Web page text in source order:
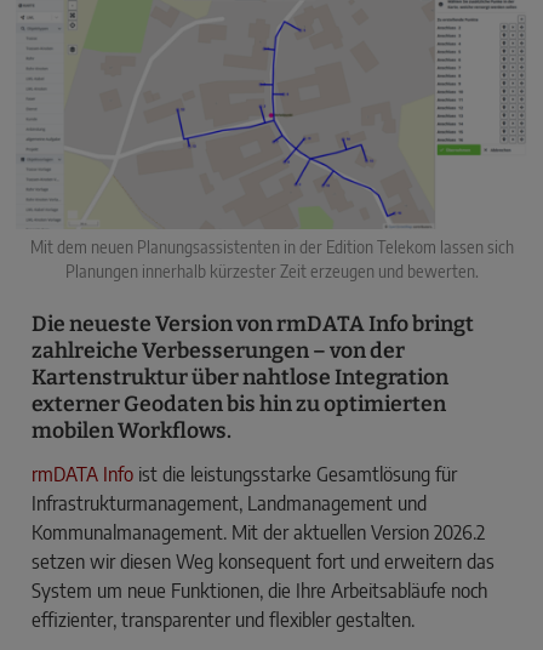
Mit dem neuen Planungsassistenten in der Edition Telekom lassen sich
Planungen innerhalb kürzester Zeit erzeugen und bewerten.
Die neueste Version von rmDATA Info bringt
zahlreiche Verbesserungen – von der
Kartenstruktur über nahtlose Integration
externer Geodaten bis hin zu optimierten
mobilen Workflows.
rmDATA Info ist die leistungsstarke Gesamtlösung für
Infrastrukturmanagement, Landmanagement und
Kommunalmanagement. Mit der aktuellen Version 2026.2
setzen wir diesen Weg konsequent fort und erweitern das
System um neue Funktionen, die Ihre Arbeitsabläufe noch
effizienter, transparenter und flexibler gestalten.